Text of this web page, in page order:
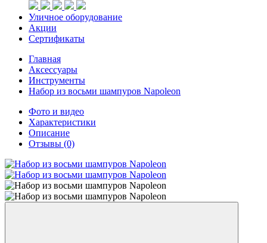
Уличное оборудование
Акции
Сертификаты
Главная
Аксессуары
Инструменты
Набор из восьми шампуров Napoleon
Фото и видео
Характеристики
Описание
Отзывы (0)